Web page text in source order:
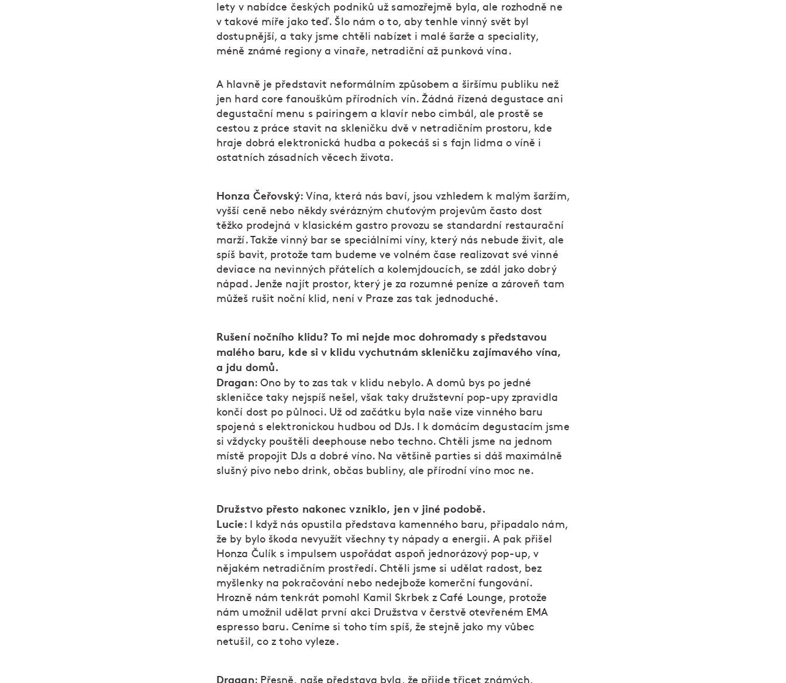
lety v nabídce českých podniků už samozřejmě byla, ale rozhodně ne
v takové míře jako teď. Šlo nám o to, aby tenhle vinný svět byl
dostupnější, a taky jsme chtěli nabízet i malé šarže a speciality,
méně známé regiony a vinaře, netradiční až punková vína.
A hlavně je představit neformálním způsobem a širšímu publiku než
jen hard core fanouškům přírodních vín. Žádná řízená degustace ani
degustační menu s pairingem a klavír nebo cimbál, ale prostě se
cestou z práce stavit na skleničku dvě v netradičním prostoru, kde
hraje dobrá elektronická hudba a pokecáš si s fajn lidma o víně i
ostatních zásadních věcech života.
Honza Čeřovský: Vína, která nás baví, jsou vzhledem k malým šaržím,
vyšší ceně nebo někdy svérázným chuťovým projevům často dost
těžko prodejná v klasickém gastro provozu se standardní restaurační
marží. Takže vinný bar se speciálními víny, který nás nebude živit, ale
spíš bavit, protože tam budeme ve volném čase realizovat své vinné
deviace na nevinných přátelích a kolemjdoucích, se zdál jako dobrý
nápad. Jenže najít prostor, který je za rozumné peníze a zároveň tam
můžeš rušit noční klid, není v Praze zas tak jednoduché.
Rušení nočního klidu? To mi nejde moc dohromady s představou
malého baru, kde si v klidu vychutnám skleničku zajímavého vína,
a jdu domů.
Dragan: Ono by to zas tak v klidu nebylo. A domů bys po jedné
skleničce taky nejspíš nešel, však taky družstevní pop-upy zpravidla
končí dost po půlnoci. Už od začátku byla naše vize vinného baru
spojená s elektronickou hudbou od DJs. I k domácím degustacím jsme
si vždycky pouštěli deephouse nebo techno. Chtěli jsme na jednom
místě propojit DJs a dobré víno. Na většině parties si dáš maximálně
slušný pivo nebo drink, občas bubliny, ale přírodní víno moc ne.
Družstvo přesto nakonec vzniklo, jen v jiné podobě.
Lucie : I když nás opustila představa kamenného baru, připadalo nám,
že by bylo škoda nevyužít všechny ty nápady a energii. A pak přišel
Honza Čulík s impulsem uspořádat aspoň jednorázový pop-up, v
nějakém netradičním prostředí. Chtěli jsme si udělat radost, bez
myšlenky na pokračování nebo nedejbože komerční fungování.
Hrozně nám tenkrát pomohl Kamil Skrbek z Café Lounge, protože
nám umožnil udělat první akci Družstva v čerstvě otevřeném EMA
espresso baru. Ceníme si toho tím spíš, že stejně jako my vůbec
netušil, co z toho vyleze.
Dragan: Přesně, naše představa byla, že přijde třicet známých,